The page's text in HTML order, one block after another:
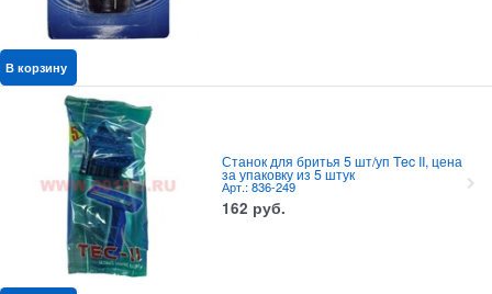
В корзину
Станок для бритья 5 шт/уп Tec II, цена
за упаковку из 5 штук
Арт.: 836-249
162 руб.